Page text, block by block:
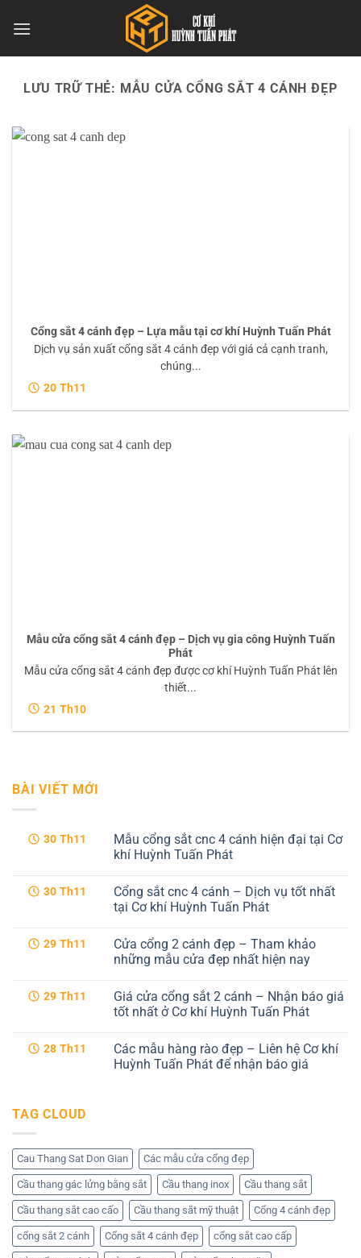
qua
LƯU TRỮ THẺ: MẪU CỬA CỔNG SẮT 4 CÁNH ĐẸP
Cổng sắt 4 cánh đẹp – Lựa mẫu tại cơ khí Huỳnh Tuấn Phát
Dịch vụ sản xuất cổng sắt 4 cánh đẹp với giá cả cạnh tranh,
chúng...
20 Th11
Mẫu cửa cổng sắt 4 cánh đẹp – Dịch vụ gia công Huỳnh Tuấn
Phát
Mẫu cửa cổng sắt 4 cánh đẹp được cơ khí Huỳnh Tuấn Phát lên
thiết...
21 Th10
BÀI VIẾT MỚI
30 Th11
Mẫu cổng sắt cnc 4 cánh hiện đại tại Cơ
khí Huỳnh Tuấn Phát
bình
luận
ở
sắt
cnc
4
đại
tại
Cơ
Tuấn
Phát
30 Th11
Cổng sắt cnc 4 cánh – Dịch vụ tốt nhất
tại Cơ khí Huỳnh Tuấn Phát
bình
luận
ở
cnc
4
cánh
vụ
tốt
nhất
29 Th11
Cửa cổng 2 cánh đẹp – Tham khảo
những mẫu cửa đẹp nhất hiện nay
bình
luận
ở
2
cánh
đẹp
nhất
hiện
nay
29 Th11
Giá cửa cổng sắt 2 cánh – Nhận báo giá
tốt nhất ở Cơ khí Huỳnh Tuấn Phát
bình
luận
ở
Nhận
báo
giá
tốt
nhất
ở
Cơ
khí
Huỳnh
Tuấn
28 Th11
Các mẫu hàng rào đẹp – Liên hệ Cơ khí
Huỳnh Tuấn Phát để nhận báo giá
hàng
rào
đẹp
–
Liên
hệ
Cơ
khí
Huỳnh
Tuấn
TAG CLOUD
Cau Thang Sat Don Gian Các mẫu cửa cổng đẹp
Cầu thang gác lửng bằng sắt Cầu thang inox Cầu thang sắt
Cầu thang sắt cao cấo Cầu thang sắt mỹ thuật Cổng 4 cánh đẹp
cổng sắt 2 cánh Cổng sắt 4 cánh đẹp cổng sắt cao cấp